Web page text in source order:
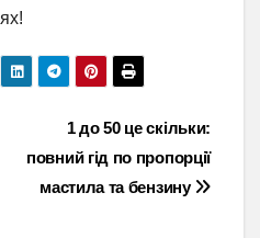
1 до 50 це скільки:
повний гід по пропорції
мастила та бензину